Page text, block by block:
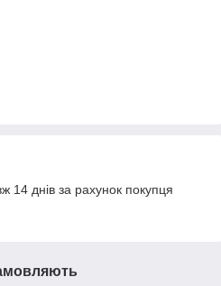
14 днів за рахунок покупця